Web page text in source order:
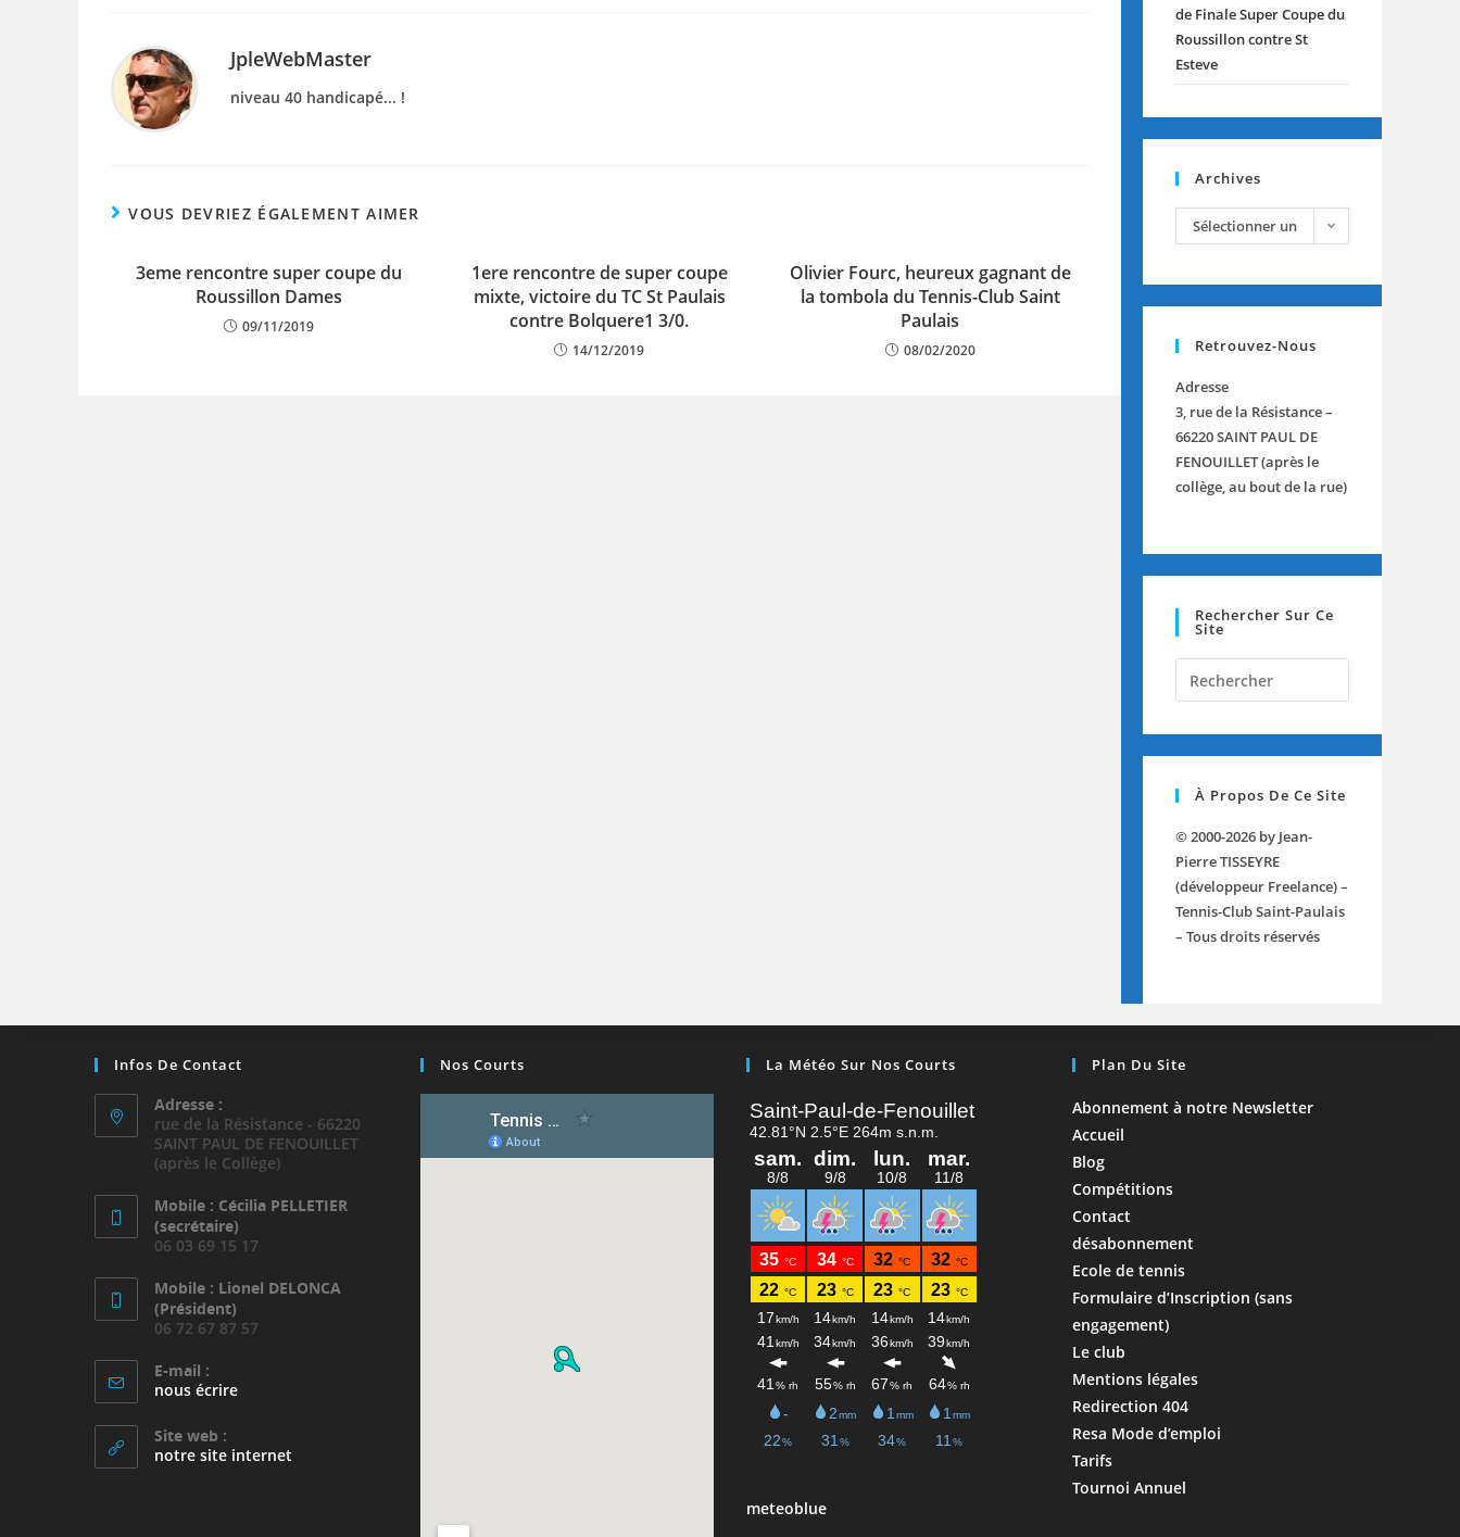
JpleWebMaster
niveau 40 handicapé... !
VOUS DEVRIEZ ÉGALEMENT AIMER
3eme rencontre super coupe du
Roussillon Dames
09/11/2019
1ere rencontre de super coupe
mixte, victoire du TC St Paulais
contre Bolquere1 3/0.
14/12/2019
Olivier Fourc, heureux gagnant de
la tombola du Tennis-Club Saint
Paulais
08/02/2020
de Finale Super Coupe du
Roussillon contre St
Esteve
Archives
Sélectionner un
Retrouvez-Nous
Adresse
3, rue de la Résistance –
66220 SAINT PAUL DE
FENOUILLET (après le
collège, au bout de la rue)
Rechercher Sur Ce
Site
À Propos De Ce Site
© 2000-2026 by Jean-
Pierre TISSEYRE
(développeur Freelance) –
Tennis-Club Saint-Paulais
– Tous droits réservés
Infos De Contact
Adresse :
rue de la Résistance - 66220
SAINT PAUL DE FENOUILLET
(après le Collège)
Mobile : Cécilia PELLETIER
(secrétaire)
06 03 69 15 17
Mobile : Lionel DELONCA
(Président)
06 72 67 87 57
E-mail :
nous écrire
Site web :
notre site internet
Nos Courts La Météo Sur Nos Courts
meteoblue
Plan Du Site
Abonnement à notre Newsletter
Accueil
Blog
Compétitions
Contact
désabonnement
Ecole de tennis
Formulaire d’Inscription (sans
engagement)
Le club
Mentions légales
Redirection 404
Resa Mode d’emploi
Tarifs
Tournoi Annuel